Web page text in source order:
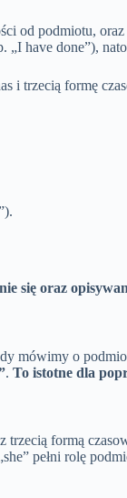
od podmiotu,
have done”),
i trzecią formę
się oraz
mówimy o
. To istotne dla
trzecią formą
pełni rolę